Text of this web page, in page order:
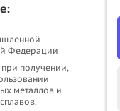
Федерации
получении,
металлов и